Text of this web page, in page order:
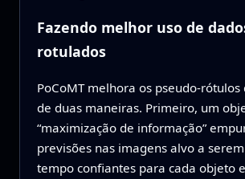
Fazendo melhor uso de
rotulados
PoCoMT melhora os
de duas maneiras. Primeiro, um
“maximização de informação”
previsões nas imagens alvo a
tempo confiantes para cada objeto